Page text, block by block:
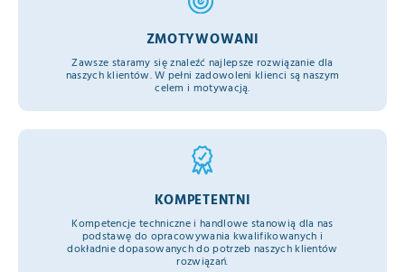
ZMOTYWOWANI
Zawsze staramy się znaleźć najlepsze rozwiązanie dla
naszych klientów. W pełni zadowoleni klienci są naszym
celem i motywacją.
KOMPETENTNI
Kompetencje techniczne i handlowe stanowią dla nas
podstawę do opracowywania kwalifikowanych i
dokładnie dopasowanych do potrzeb naszych klientów
rozwiązań.